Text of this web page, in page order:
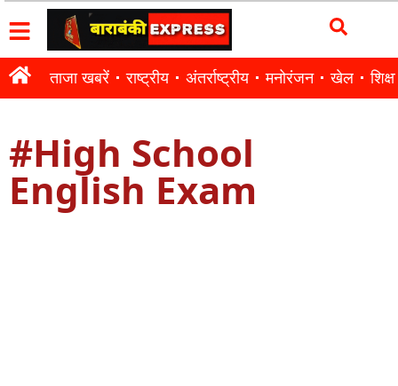
ताजा खबरें राष्ट्रीय अंतर्राष्ट्रीय मनोरंजन खेल शिक्षा
#High School
English Exam